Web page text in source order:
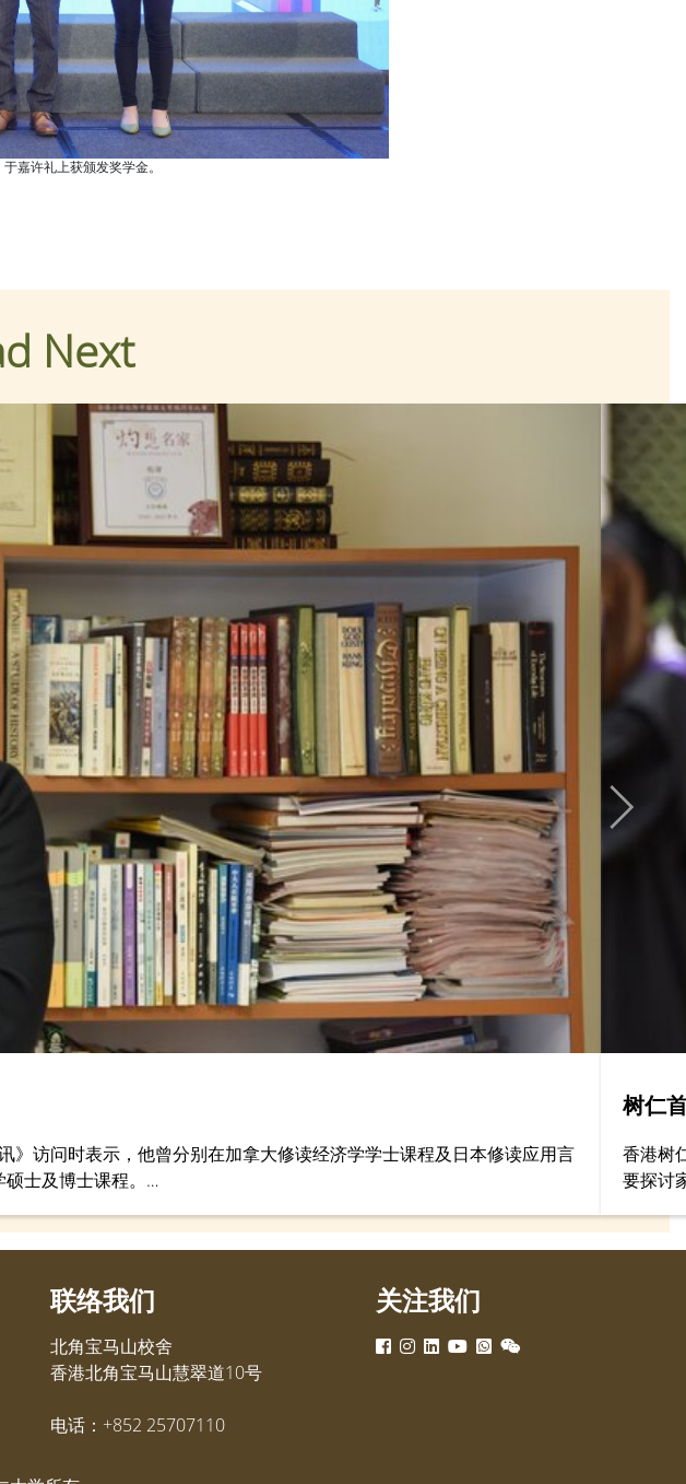
嘉许礼上获颁发奖学金。
Next
访问时表示，他曾分别在加拿大修读经济学学士课程及日本修读应用言
士及博士课程。
树仁
香港树
要探讨
联络我们
北角宝马山校舍
香港北角宝马山慧翠道10号
电话：+852 25707110
关注我们